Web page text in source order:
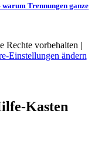
Trennungen ganze
Rechte vorbehalten |
Einstellungen ändern
Kasten